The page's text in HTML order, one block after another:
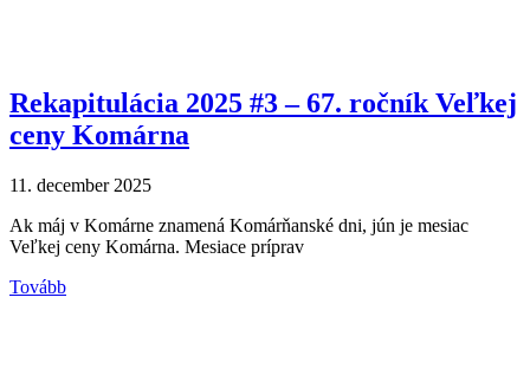
Rekapitulácia 2025 #3 – 67. ročník Veľkej
ceny Komárna
11. december 2025
Ak máj v Komárne znamená Komárňanské dni, jún je mesiac
Veľkej ceny Komárna. Mesiace príprav
Tovább